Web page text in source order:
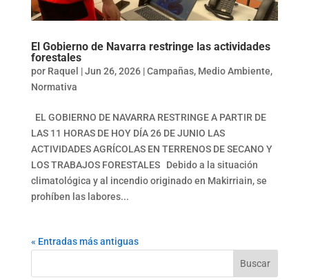
El Gobierno de Navarra restringe las actividades
forestales
por Raquel |Jun 26, 2026|Campañas, Medio Ambiente,
Normativa
EL GOBIERNO DE NAVARRA RESTRINGE A PARTIR DE
LAS 11 HORAS DE HOY DÍA 26 DE JUNIO LAS
ACTIVIDADES AGRÍCOLAS EN TERRENOS DE SECANO Y
LOS TRABAJOS FORESTALES Debido a la situación
climatológica y al incendio originado en Makirriain, se
prohíben las labores...
« Entradas más antiguas